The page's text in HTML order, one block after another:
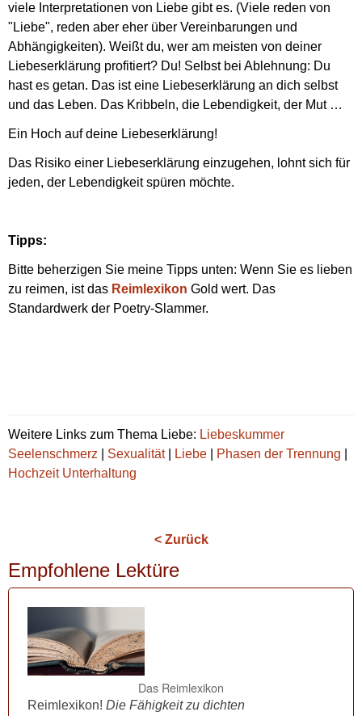
viele Interpretationen von Liebe gibt es. (Viele reden von
"Liebe", reden aber eher über Vereinbarungen und
Abhängigkeiten). Weißt du, wer am meisten von deiner
Liebeserklärung profitiert? Du! Selbst bei Ablehnung: Du
hast es getan. Das ist eine Liebeserklärung an dich selbst
und das Leben. Das Kribbeln, die Lebendigkeit, der Mut …
Ein Hoch auf deine Liebeserklärung!
Das Risiko einer Liebeserklärung einzugehen, lohnt sich für
jeden, der Lebendigkeit spüren möchte.
Tipps:
Bitte beherzigen Sie meine Tipps unten: Wenn Sie es lieben
zu reimen, ist das Reimlexikon Gold wert. Das
Standardwerk der Poetry-Slammer.
Weitere Links zum Thema Liebe: Liebeskummer
Seelenschmerz
Sexualität| Liebe Phasen der Trennung
Hochzeit Unterhaltung
< Zurück
Empfohlene Lektüre
Das Reimlexikon
Reimlexikon! Die Fähigkeit zu dichten